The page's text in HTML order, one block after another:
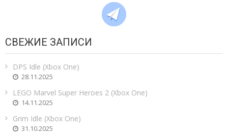
СВЕЖИЕ ЗАПИСИ
DPS Idle (Xbox One)
28.11.2025
LEGO Marvel Super Heroes 2 (Xbox One)
14.11.2025
Grim Idle (Xbox One)
31.10.2025